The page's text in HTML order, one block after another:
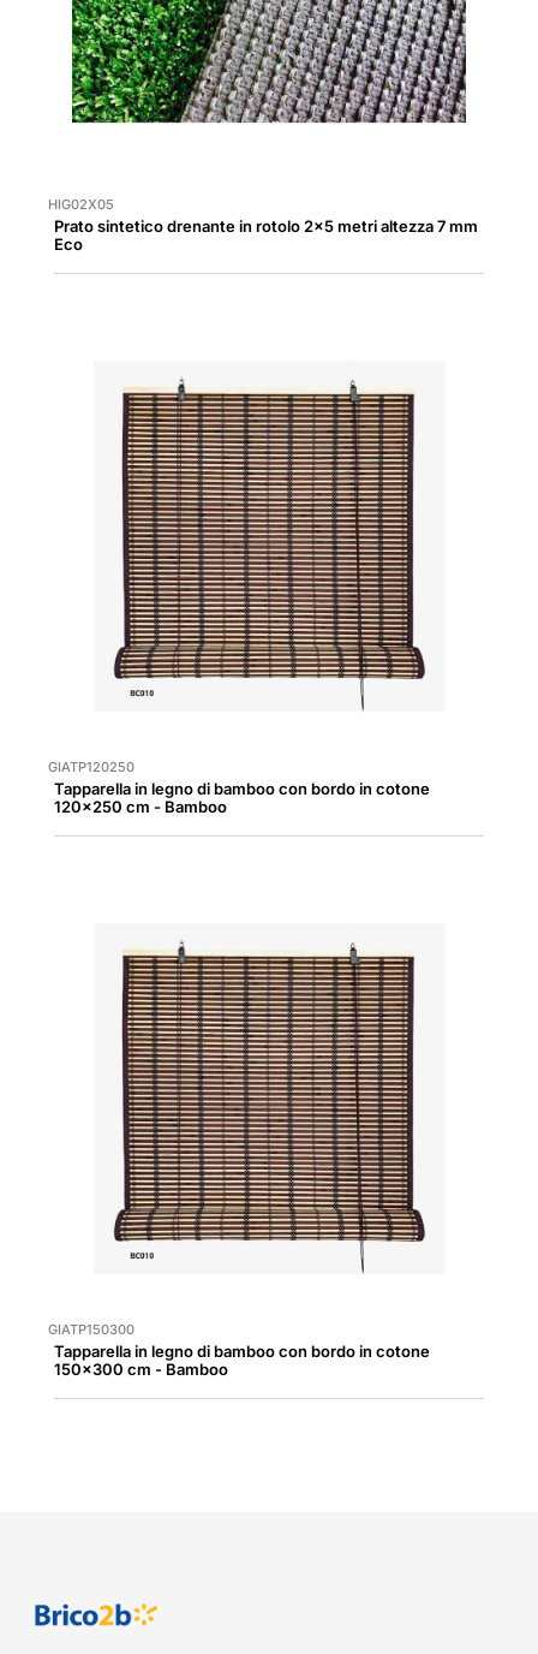
HIG02X05
Prato sintetico drenante in rotolo 2x5 metri altezza 7 mm
Eco
GIATP120250
Tapparella in legno di bamboo con bordo in cotone
120x250 cm - Bamboo
GIATP150300
Tapparella in legno di bamboo con bordo in cotone
150x300 cm - Bamboo